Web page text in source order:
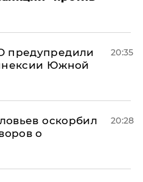
предупредили
Южной
20:35
оскорбил
о
20:28